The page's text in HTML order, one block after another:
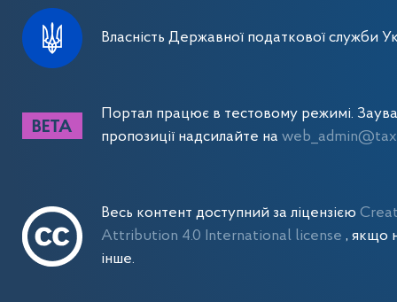
Власність Державної податкової служби
Портал працює в тестовому режимі.
пропозиції надсилайте на
Весь контент доступний за ліцензією
Attribution 4.0 International license, якщо
інше.